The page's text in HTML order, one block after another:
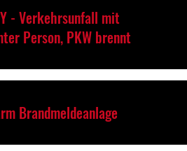
- Verkehrsunfall mit
Person, PKW brennt
Brandmeldeanlage